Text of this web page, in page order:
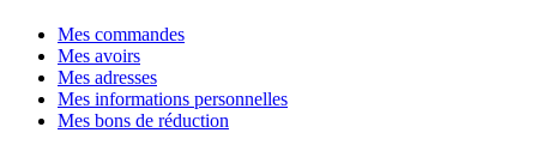
Mes commandes
Mes avoirs
Mes adresses
Mes informations personnelles
Mes bons de réduction